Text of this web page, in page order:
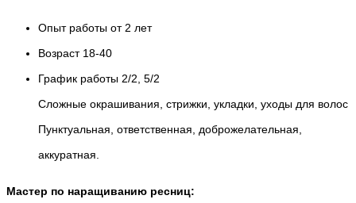
Опыт работы от 2 лет
Возраст 18-40
График работы 2/2, 5/2
Сложные окрашивания, стрижки, укладки, уходы для волос
Пунктуальная, ответственная, доброжелательная,
аккуратная.
Мастер по наращиванию ресниц: